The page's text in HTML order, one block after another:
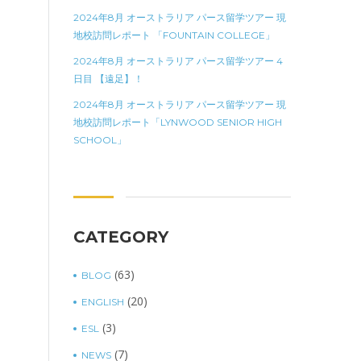
2024年8月 オーストラリア パース留学ツアー 現
地校訪問レポート 「FOUNTAIN COLLEGE」
2024年8月 オーストラリア パース留学ツアー 4
日目 【遠足】！
2024年8月 オーストラリア パース留学ツアー 現
地校訪問レポート「LYNWOOD SENIOR HIGH
SCHOOL」
CATEGORY
BLOG (63)
ENGLISH (20)
ESL (3)
NEWS (7)